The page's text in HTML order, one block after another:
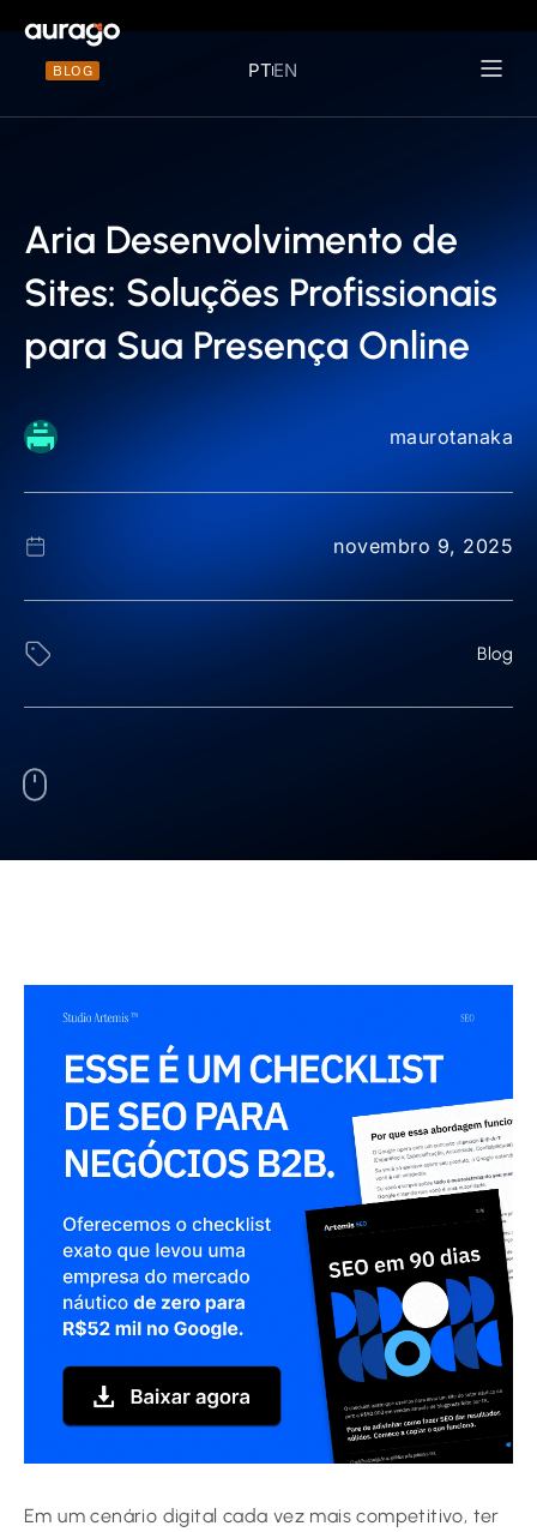
BLOG PTEN
Aria Desenvolvimento de
Sites: Soluções Profissionais
para Sua Presença Online
maurotanaka
novembro 9, 2025
Blog
Em um cenário digital cada vez mais competitivo, ter